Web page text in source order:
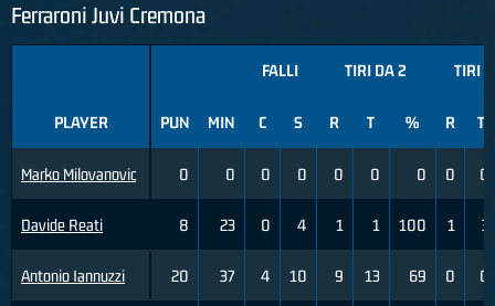
Ferraroni Juvi Cremona
PLAYER
Marko Milovanovic
Davide Reati
Antonio Iannuzzi
FALLI TIRI DA 2 TIRI
PUN MIN C S R T % R T
0 0 0 0 0 0 0 0 0
8 23 0 4 1 1 100 1 3
20 37 4 10 9 13 69 0 0